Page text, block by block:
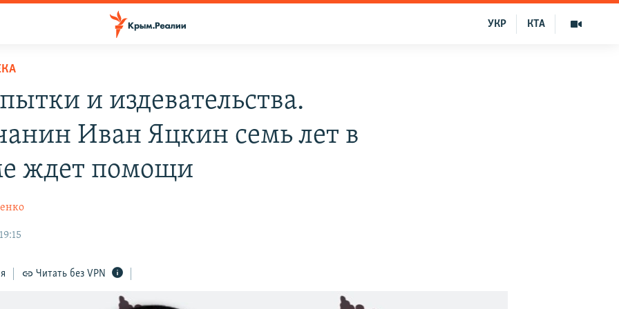
КТА
УКР
и издевательства.
Иван Яцкин семь лет в
ждет помощи
Читать без VPN